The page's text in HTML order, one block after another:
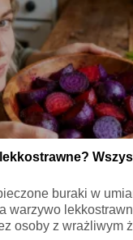
buraki w
warzywo
osoby z wrażliwym